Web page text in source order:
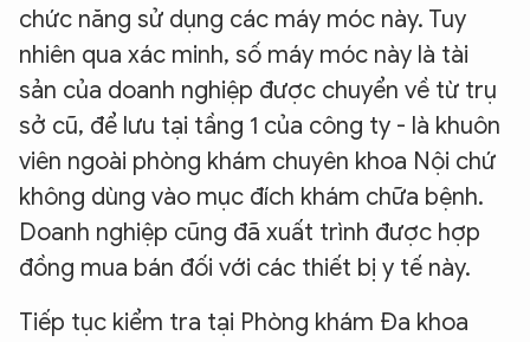
chức năng sử dụng các máy móc này. Tuy
nhiên qua xác minh, số máy móc này là tài
sản của doanh nghiệp được chuyển về từ trụ
sở cũ, để lưu tại tầng 1 của công ty - là khuôn
viên ngoài phòng khám chuyên khoa Nội chứ
không dùng vào mục đích khám chữa bệnh.
Doanh nghiệp cũng đã xuất trình được hợp
đồng mua bán đối với các thiết bị y tế này.
Tiếp tục kiểm tra tại Phòng khám Đa khoa